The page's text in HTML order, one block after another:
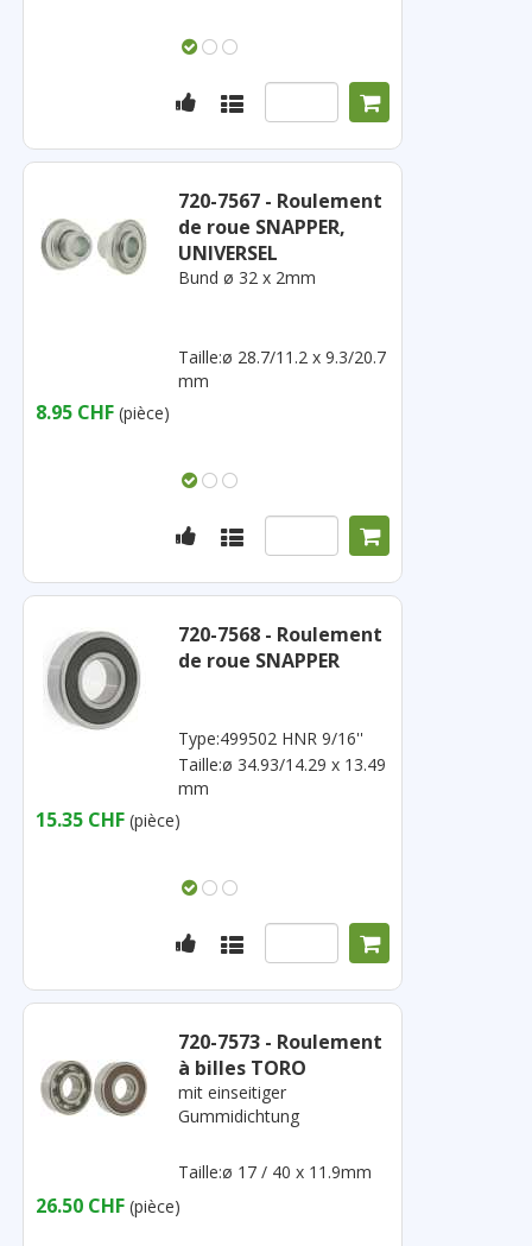
720-7567 - Roulement
de roue SNAPPER,
UNIVERSEL
Bund ø 32 x 2mm
Taille:ø 28.7/11.2 x 9.3/20.7
mm
8.95 CHF (pièce)
720-7568 - Roulement
de roue SNAPPER
Type:499502 HNR 9/16''
Taille:ø 34.93/14.29 x 13.49
mm
15.35 CHF (pièce)
720-7573 - Roulement
à billes TORO
mit einseitiger
Gummidichtung
Taille:ø 17 / 40 x 11.9mm
26.50 CHF (pièce)